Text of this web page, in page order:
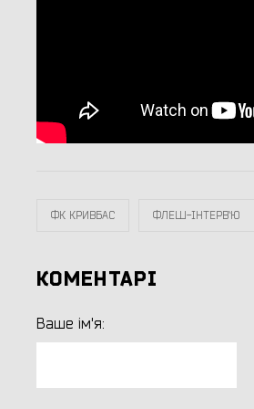
ФК КРИВБАС ФЛЕШ-ІНТЕРВ`Ю
КОМЕНТАРІ
Ваше ім'я: